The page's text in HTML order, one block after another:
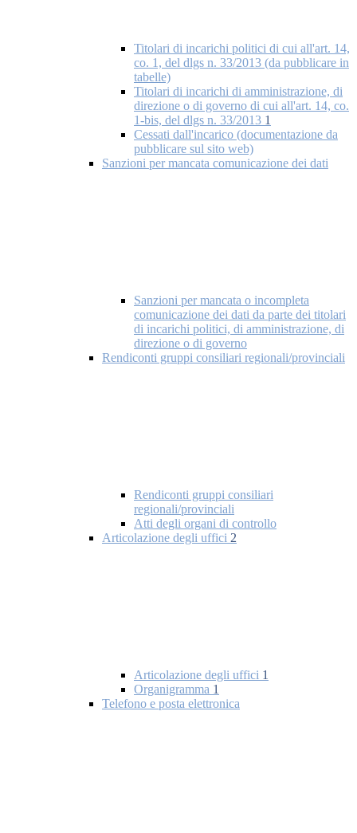
Titolari di incarichi politici di cui all'art. 14,
co. 1, del dlgs n. 33/2013 (da pubblicare in
tabelle)
Titolari di incarichi di amministrazione, di
direzione o di governo di cui all'art. 14, co.
1-bis, del dlgs n. 33/2013 1
Cessati dall'incarico (documentazione da
pubblicare sul sito web)
Sanzioni per mancata comunicazione dei dati
Sanzioni per mancata o incompleta
comunicazione dei dati da parte dei titolari
di incarichi politici, di amministrazione, di
direzione o di governo
Rendiconti gruppi consiliari regionali/provinciali
Rendiconti gruppi consiliari
regionali/provinciali
Atti degli organi di controllo
Articolazione degli uffici 2
Articolazione degli uffici 1
Organigramma 1
Telefono e posta elettronica